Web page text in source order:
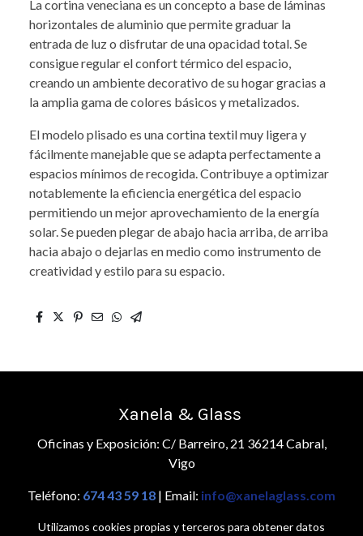
La cortina veneciana es un concepto a base de láminas
horizontales de aluminio que permite graduar la
entrada de luz o disfrutar de una opacidad total. Se
consigue regular el confort térmico del espacio,
creando un ambiente decorativo de su hogar gracias a
la amplia gama de colores básicos y metalizados.
El modelo plisado es una cortina textil muy ligera y
fácilmente manejable que se adapta perfectamente a
espacios mínimos de recogida. Contribuye a optimizar
notablemente la eficiencia energética del espacio
permitiendo un mejor aprovechamiento de la energía
solar. Se pueden plegar de abajo hacia arriba, de arriba
hacia abajo o dejarlas en medio como instrumento de
creatividad y estilo para su espacio.
Xanela & Glass
Oficinas y Exposición: C/ Barreiro, 21 36214 Cabral,
Vigo
Teléfono: 674 43 59 18 | Email: info@xanelaglass.com
Utilizamos cookies propias y terceros para obtener datos